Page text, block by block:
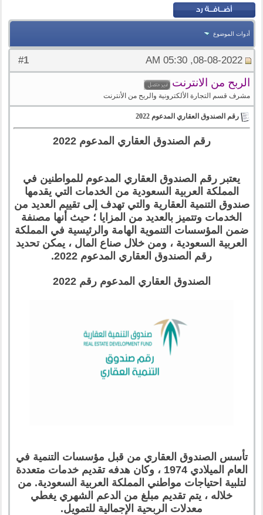
أدوات الموضوع
#
1 08-08-2022, 05:30 AM
الربح من الانترنت
مشرف قسم التجارة الألكترونية والربح من الأنترنت
رقم الصندوق العقاري المدعوم 2022
رقم الصندوق العقاري المدعوم 2022
يعتبر رقم الصندوق العقاري المدعوم للمواطنين في
المملكة العربية السعودية من الخدمات التي يقدمها
صندوق التنمية العقارية والتي تهدف إلى تقييم العديد من
الخدمات وتتميز بالعديد من المزايا ؛ حيث أنها مصنفة
ضمن المؤسسات التنموية الهامة والرئيسية في المملكة
العربية السعودية ، ومن خلال صناع المال ، يمكن تحديد
رقم الصندوق العقاري المدعوم 2022.
الصندوق العقاري المدعوم رقم 2022
تأسس الصندوق العقاري من قبل مؤسسات التنمية في
العام الميلادي 1974 ، وكان هدفه تقديم خدمات متعددة
لتلبية احتياجات مواطني المملكة العربية السعودية. من
خلاله ، يتم تقديم مبلغ من الدعم الشهري يغطي
معدلات الربحية الإجمالية للتمويل.